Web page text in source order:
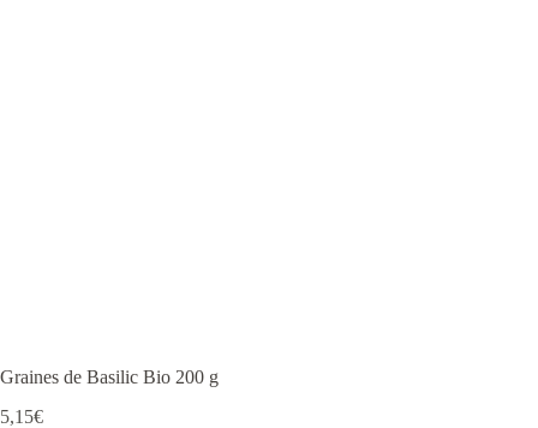
Graines de Basilic Bio 200 g
5,15€